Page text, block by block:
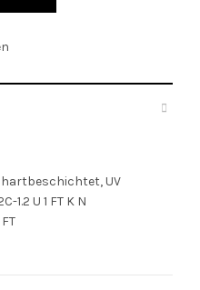
UV
1.2 U 1 FT K N